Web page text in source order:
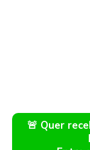
🚨 Quer